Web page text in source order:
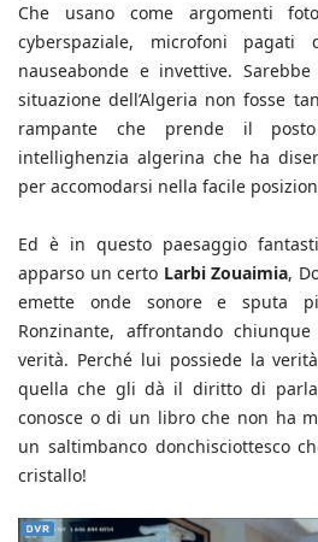
Che usano come argomenti
cyberspaziale, microfoni pagati
nauseabonde e invettive.
situazione dell’Algeria non fosse
rampante che prende il
intellighenzia algerina che ha
per accomodarsi nella facile
Ed è in questo paesaggio
apparso un certo Larbi Zouaimia,
emette onde sonore e sputa
Ronzinante, affrontando
verità. Perché lui possiede la
quella che gli dà il diritto di
conosce o di un libro che non ha
un saltimbanco donchisciottesco
cristallo!